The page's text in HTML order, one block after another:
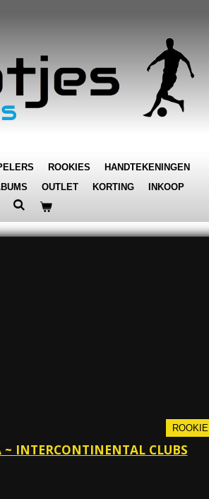
ROOKIES
HANDTEKENINGEN
OUTLET KORTING
INKOOP
ROOKIE
INTERCONTINENTAL CLUBS